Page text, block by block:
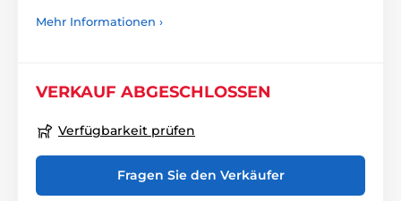
Mehr Informationen ›
VERKAUF ABGESCHLOSSEN
Verfügbarkeit prüfen
Fragen Sie den Verkäufer